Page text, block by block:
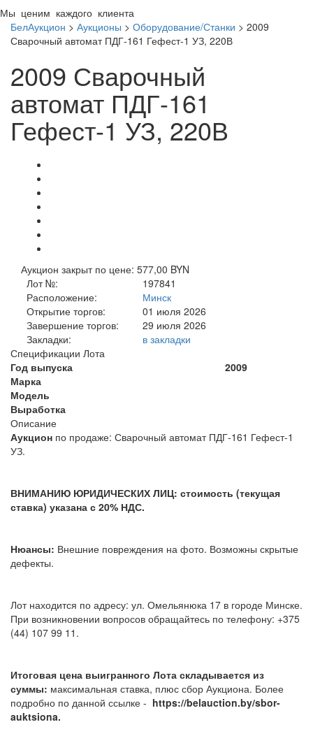
Мы ценим каждого клиента
БелАукцион > Аукционы > Оборудование/Станки > 2009
Сварочный автомат ПДГ-161 Гефест-1 УЗ, 220В
2009 Сварочный
автомат ПДГ-161
Гефест-1 УЗ, 220В
Аукцион закрыт по цене: 577,00 BYN
Лот №:
197841
Расположение:
Минск
Открытие торгов:
01 июля 2026
Завершение торгов:
29 июля 2026
Закладки:
в закладки
Спецификации Лота
Год выпуска
2009
Марка
Модель
Выработка
Описание
Аукцион по продаже: Сварочный автомат ПДГ-161 Гефест-1
УЗ.
ВНИМАНИЮ ЮРИДИЧЕСКИХ ЛИЦ: стоимость (текущая
ставка) указана с 20% НДС.
Нюансы: Внешние повреждения на фото. Возможны скрытые
дефекты.
Лот находится по адресу: ул. Омельянюка 17 в городе Минске.
При возникновении вопросов обращайтесь по телефону: +375
(44) 107 99 11.
Итоговая цена выигранного Лота складывается из
суммы: максимальная ставка, плюс сбор Аукциона. Более
подробно по данной ссылке - https://belauction.by/sbor-
auktsiona.